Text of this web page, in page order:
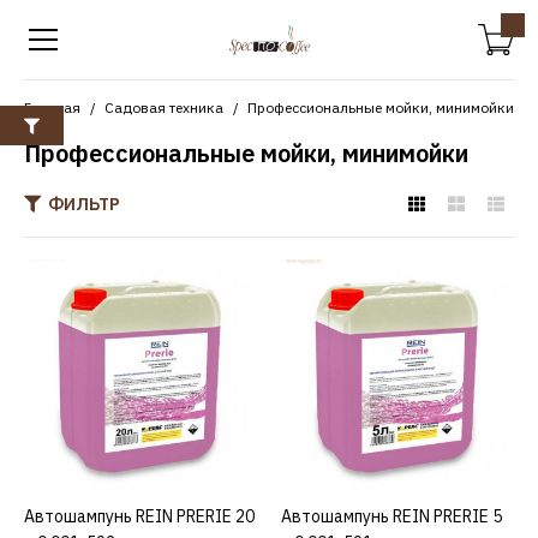
Главная Садовая техника Профессиональные мойки, минимойки
Профессиональные мойки, минимойки
ФИЛЬТР
Автошампунь REIN
PRERIE 20 л 0.001-592
7963р.
КУПИТЬ
ДОБАВИТЬ К СРАВНЕНИЮ
КУПИТЬ
Автошампунь REIN PRERIE 20
КУПИТЬ
Автошампунь REIN PRERIE 5